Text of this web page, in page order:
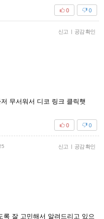
0
0
신고 | 공감 확인
무서워서 디코 링크 클릭햇
0
0
신고 | 공감 확인
록 잘 고민해서 알려드리고 있으